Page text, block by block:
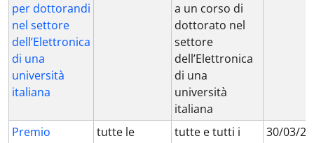
per dottorandi
nel settore
dell’Elettronica
di una
università
italiana
a un corso di
dottorato nel
settore
dell’Elettronica
di una
università
italiana
Premio
tutte le
tutte e tutti i
30/03/